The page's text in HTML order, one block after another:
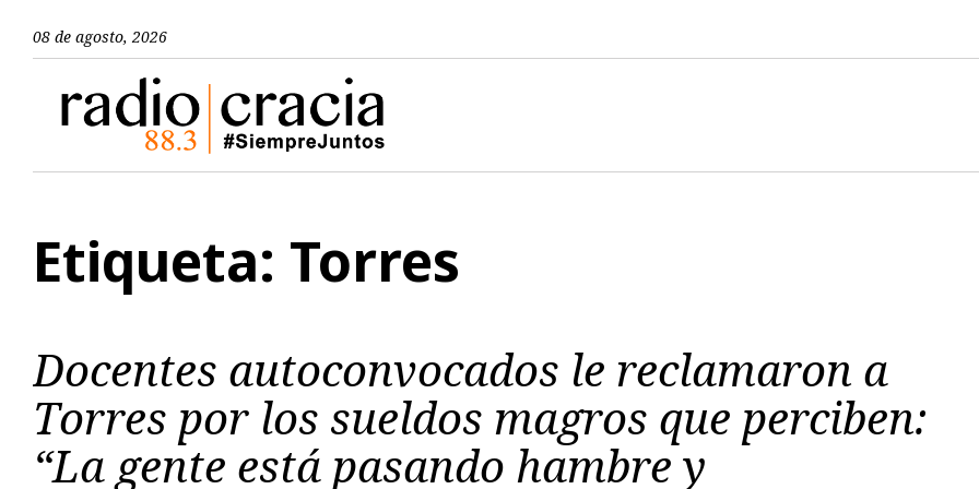
08 de agosto, 2026
Etiqueta: Torres
Docentes autoconvocados le reclamaron a
Torres por los sueldos magros que perciben:
“La gente está pasando hambre y